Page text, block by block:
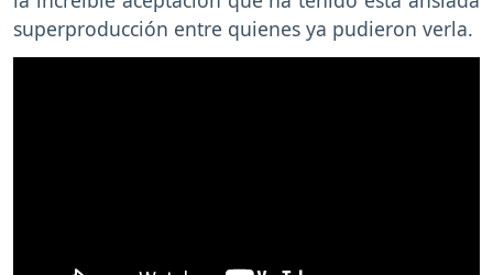
superproducción entre quienes ya pudieron verla.